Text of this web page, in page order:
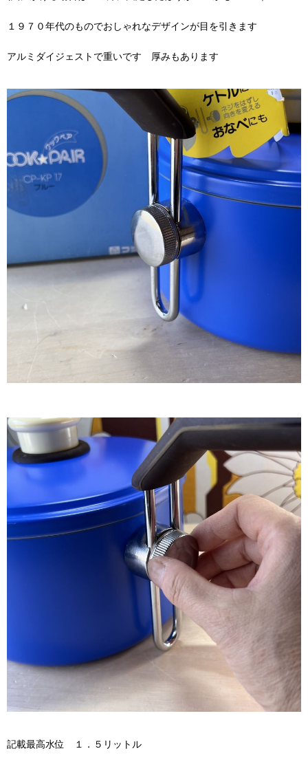
１９７０年代のものでおしゃれなデザインが目を引きます
アルミダイジェストで重いです 厚みもあります
記載最高水位 １．５リットル